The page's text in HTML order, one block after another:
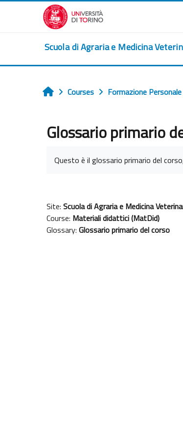
Skip to main content
Scuola di Agraria e Medicina
Home
Courses Formazione
Glossario primario
Questo è il glossario primario del
Site: Scuola di Agraria e Medicina
Course: Materiali didattici (MatDid)
Glossary: Glossario primario del corso